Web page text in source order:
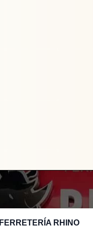
FERRETERÍA RHINO